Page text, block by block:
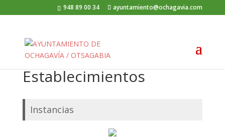
948 89 00 34 ayuntamiento@ochagavia.com
Establecimientos
Instancias